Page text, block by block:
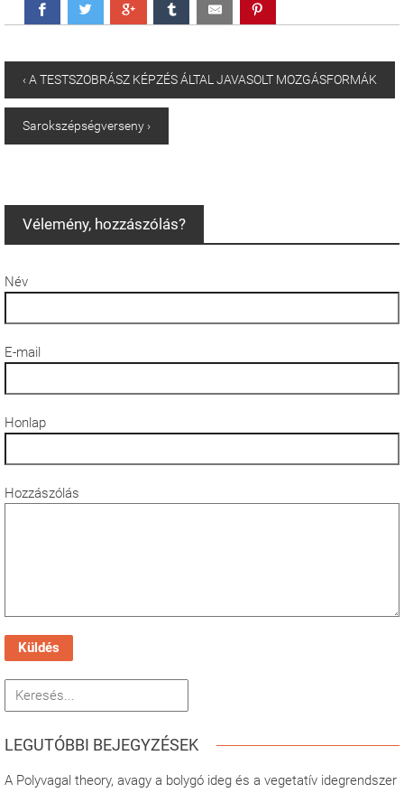
‹ A TESTSZOBRÁSZ KÉPZÉS ÁLTAL JAVASOLT MOZGÁSFORMÁK
Sarokszépségverseny ›
Vélemény, hozzászólás?
Név
E-mail
Honlap
Hozzászólás
Küldés
LEGUTÓBBI BEJEGYZÉSEK
A Polyvagal theory, avagy a bolygó ideg és a vegetatív idegrendszer